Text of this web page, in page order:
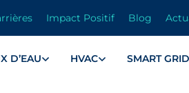
D’EAU HVAC SMART
Impact Positif Blog